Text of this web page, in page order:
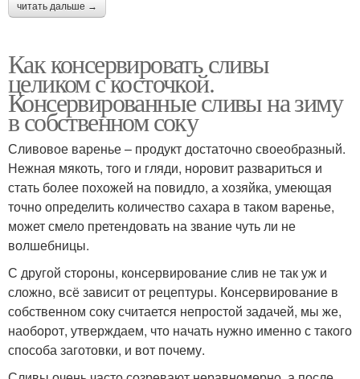
читать дальше →
Как консервировать сливы
целиком с косточкой.
Консервированные сливы на зиму
в собственном соку
Сливовое варенье – продукт достаточно своеобразный.
Нежная мякоть, того и гляди, норовит развариться и
стать более похожей на повидло, а хозяйка, умеющая
точно определить количество сахара в таком варенье,
может смело претендовать на звание чуть ли не
волшебницы.
С другой стороны, консервирование слив не так уж и
сложно, всё зависит от рецептуры. Консервирование в
собственном соку считается непростой задачей, мы же,
наоборот, утверждаем, что начать нужно именно с такого
способа заготовки, и вот почему.